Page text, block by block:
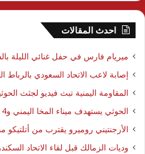
احدث المقالات
ميريام فارس في حفل غنائي الليلة
إصابة لاعب الاتحاد السعودي بالرباط
المقاومة اليمنية تبث فيديو لجثث
الحوثي يستهدف ميناء المخا اليمني و4 انفجارات تهز المدينة
الأرجنتيني روميرو يقترب من أتلتيكو
وديات الزمالك قبل لقاء الاتحاد